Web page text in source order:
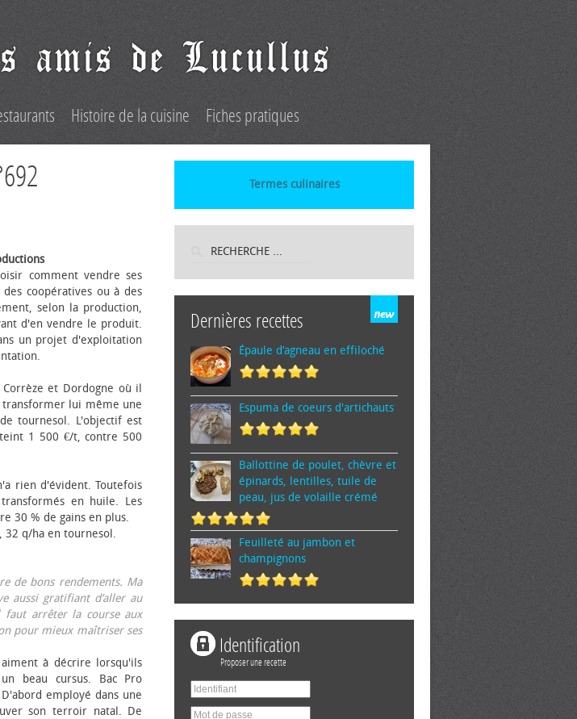
Histoire de la cuisine Fiches pratiques
comment vendre ses
coopératives ou à des
selon la production,
d'en vendre le produit.
un projet d'exploitation
et Dordogne où il
lui même une
tournesol. L'objectif est
1 500 €/t, contre 500
rien d'évident. Toutefois
en huile. Les
30 % de gains en plus.
32 q/ha en tournesol.
de bons rendements. Ma
aussi gratifiant d’aller au
arrêter la course aux
pour mieux maîtriser ses
à décrire lorsqu'ils
beau cursus. Bac Pro
employé dans une
son terroir natal. De
Termes culinaires
Dernières recettes
Épaule d’agneau en effiloché
Espuma de cœurs d'artichauts
Ballottine de poulet, chèvre et
épinards, lentilles, tuile de
peau, jus de volaille crémé
Feuilleté au jambon et
champignons
Identification
Proposer une recette